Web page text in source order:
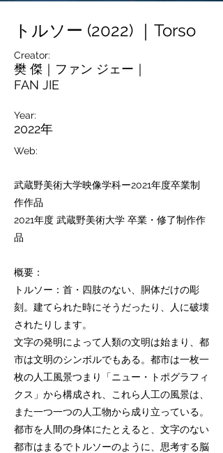
トルソー (2022) ｜Torso
Creator:
樊 傑｜ファン ジェー｜
FAN JIE
Year:
2022年
Web:
武蔵野美術大学映像学科ー2021年度卒業制
作作品
2021年度 武蔵野美術大学 卒業・修了制作作
品
概要：
トルソー：首・四肢のない、胴体だけの彫
刻。建てられた時にそうだったり、人に破壊
されたりします。
文字の発明によって人類の文明は始まり、都
市は文明のシンボルでもある。都市は一枚一
枚の人工風景つまり「ニュー・トポグラフィ
クス」から構成され、これら人工の風景は、
また一つ一つの人工物から成り立っている。
都市を人間の身体にたとえると、文字のない
都市はまるでトルソーのように、思考する脳